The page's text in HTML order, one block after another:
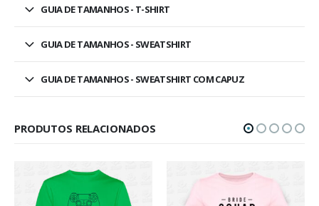
GUIA DE TAMANHOS - T-SHIRT
GUIA DE TAMANHOS - SWEATSHIRT
GUIA DE TAMANHOS - SWEATSHIRT COM CAPUZ
PRODUTOS RELACIONADOS